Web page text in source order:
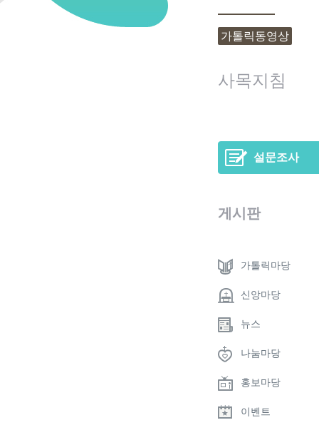
가톨릭동영상
사목지침
설문조사
게시판
가톨릭마당
신앙마당
뉴스
나눔마당
홍보마당
이벤트